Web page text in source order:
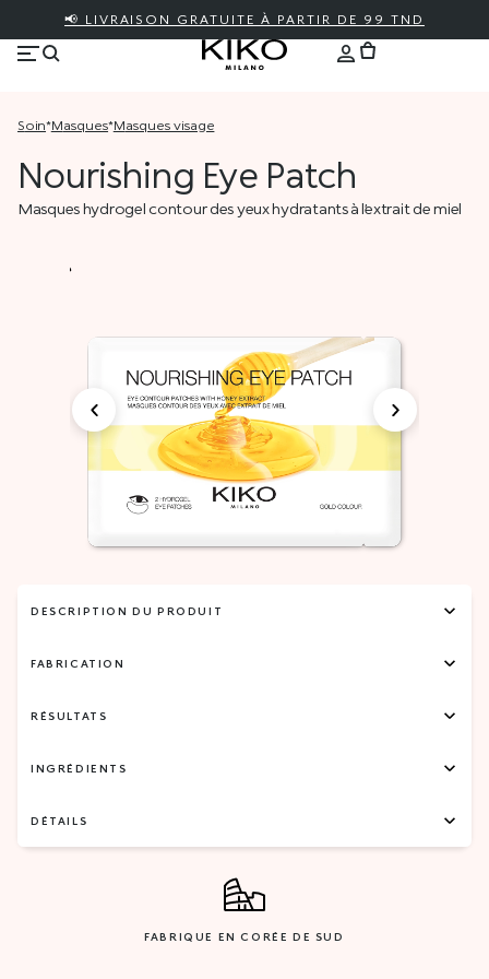
📢 LIVRAISON GRATUITE À PARTIR DE 99 TND
soin* masques* masques visage
Nourishing Eye Patch
Masques hydrogel contour des yeux hydratants à l’extrait de miel
DESCRIPTION DU PRODUIT
FABRICATION
RÉSULTATS
INGRÉDIENTS
DÉTAILS
FABRIQUE EN CORÉE DE SUD